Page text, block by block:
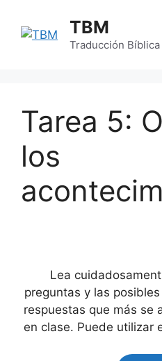
content
TBM
Traducción
Tarea 5:
los
Lea
preguntas y las
respuestas que más se
en clase. Puede utilizar